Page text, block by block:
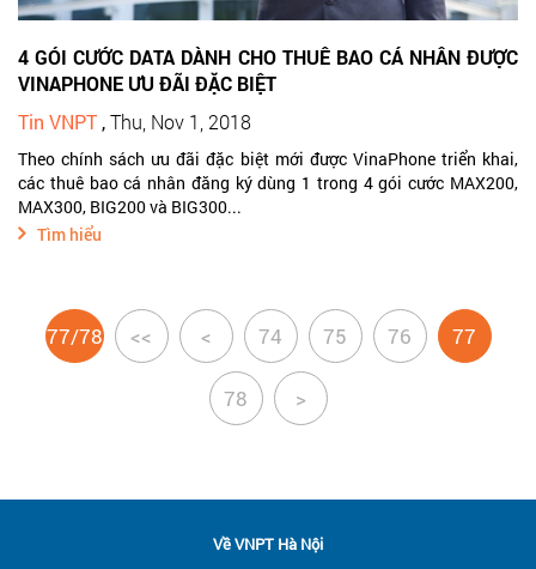
4 GÓI CƯỚC DATA DÀNH CHO THUÊ BAO CÁ NHÂN ĐƯỢC
VINAPHONE ƯU ĐÃI ĐẶC BIỆT
Tin VNPT ,Thu, Nov 1, 2018
Theo chính sách ưu đãi đặc biệt mới được VinaPhone triển khai,
các thuê bao cá nhân đăng ký dùng 1 trong 4 gói cước MAX200,
MAX300, BIG200 và BIG300...
Tìm hiểu
77/78 << < 74 75 76 77
78 >
Về VNPT Hà Nội